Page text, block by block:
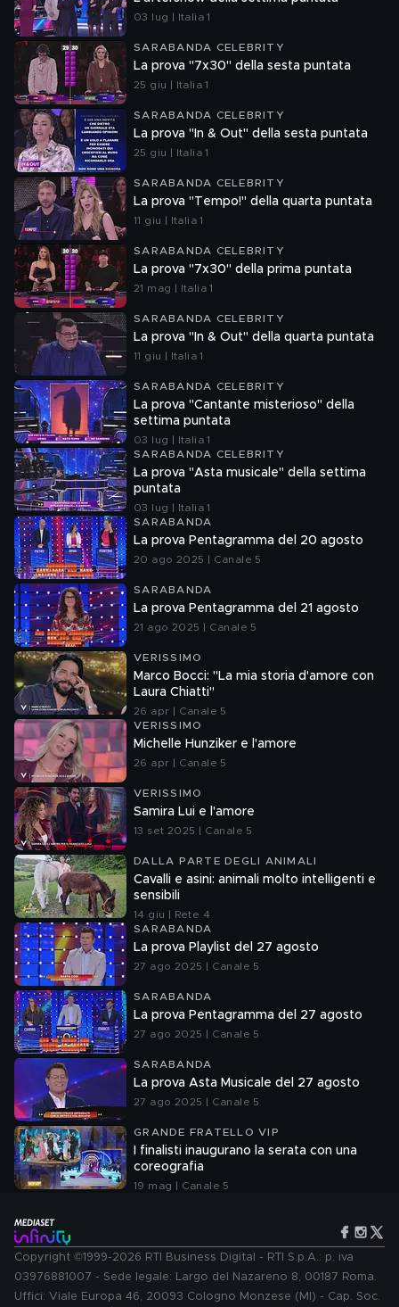
03 lug | Italia 1
SARABANDA CELEBRITY
La prova "7x30" della sesta puntata
25 giu | Italia 1
SARABANDA CELEBRITY
La prova "In & Out" della sesta puntata
25 giu | Italia 1
SARABANDA CELEBRITY
La prova "Tempo!" della quarta puntata
11 giu | Italia 1
SARABANDA CELEBRITY
La prova "7x30" della prima puntata
21 mag | Italia 1
SARABANDA CELEBRITY
La prova "In & Out" della quarta puntata
11 giu | Italia 1
SARABANDA CELEBRITY
La prova "Cantante misterioso" della
settima puntata
03 lug | Italia 1
SARABANDA CELEBRITY
La prova "Asta musicale" della settima
puntata
03 lug | Italia 1
SARABANDA
La prova Pentagramma del 20 agosto
20 ago 2025 | Canale 5
SARABANDA
La prova Pentagramma del 21 agosto
21 ago 2025 | Canale 5
VERISSIMO
Marco Bocci: "La mia storia d'amore con
Laura Chiatti"
26 apr | Canale 5
VERISSIMO
Michelle Hunziker e l'amore
26 apr | Canale 5
VERISSIMO
Samira Lui e l'amore
13 set 2025 | Canale 5
DALLA PARTE DEGLI ANIMALI
Cavalli e asini: animali molto intelligenti e
sensibili
14 giu | Rete 4
SARABANDA
La prova Playlist del 27 agosto
27 ago 2025 | Canale 5
SARABANDA
La prova Pentagramma del 27 agosto
27 ago 2025 | Canale 5
SARABANDA
La prova Asta Musicale del 27 agosto
27 ago 2025 | Canale 5
GRANDE FRATELLO VIP
I finalisti inaugurano la serata con una
coreografia
19 mag | Canale 5
Copyright ©1999-2026 RTI Business Digital - RTI S.p.A.: p. iva
03976881007 - Sede legale: Largo del Nazareno 8, 00187 Roma.
Uffici: Viale Europa 46, 20093 Cologno Monzese (MI) - Cap. Soc.